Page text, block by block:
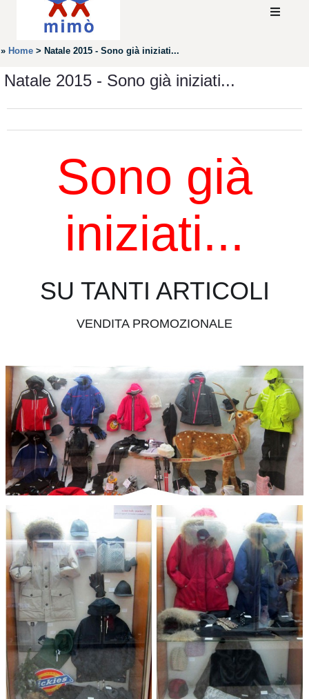
» Home > Natale 2015 - Sono già iniziati...
Natale 2015 - Sono già iniziati...
Sono già
iniziati...
SU TANTI ARTICOLI
VENDITA PROMOZIONALE